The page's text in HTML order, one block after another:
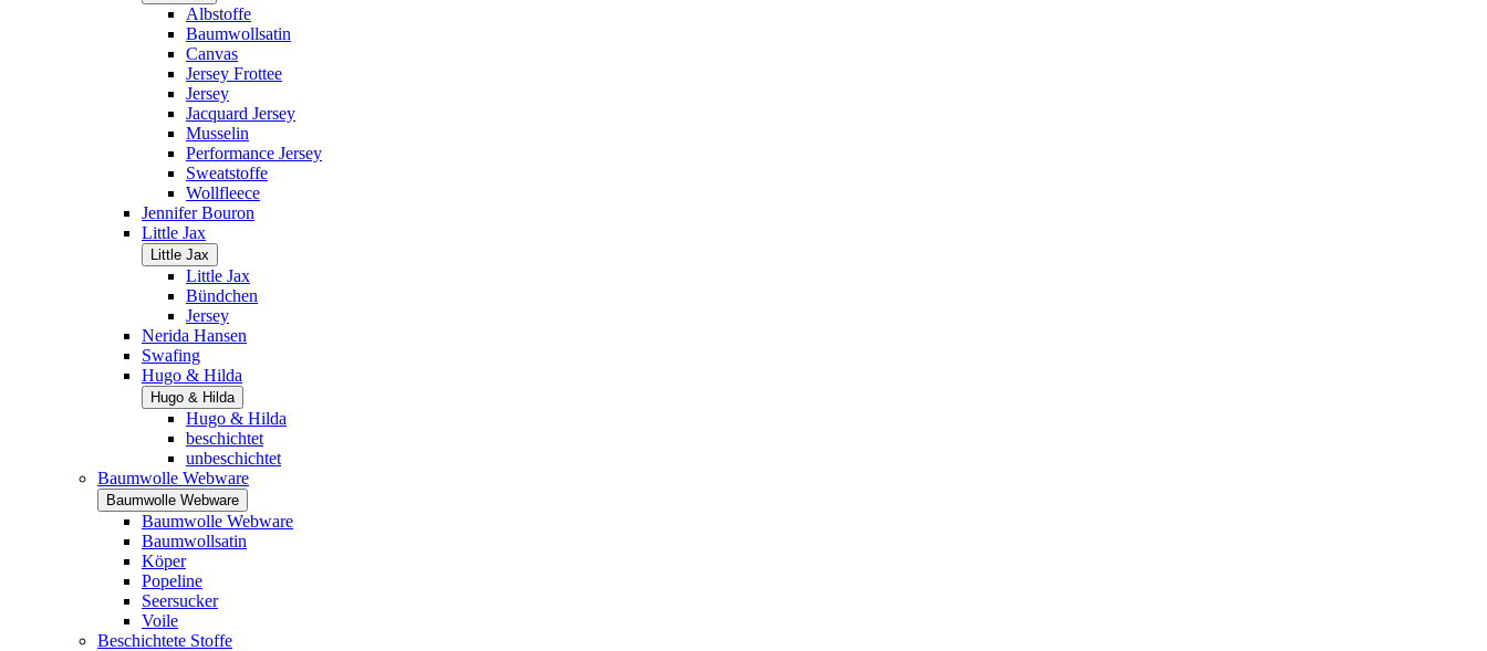
Albstoffe
Baumwollsatin
Canvas
Jersey Frottee
Jersey
Jacquard Jersey
Musselin
Performance Jersey
Sweatstoffe
Wollfleece
Jennifer Bouron
Little Jax
Little Jax
Little Jax
Bündchen
Jersey
Nerida Hansen
Swafing
Hugo & Hilda
Hugo & Hilda
Hugo & Hilda
beschichtet
unbeschichtet
Baumwolle Webware
Baumwolle Webware
Baumwolle Webware
Baumwollsatin
Köper
Popeline
Seersucker
Voile
Beschichtete Stoffe